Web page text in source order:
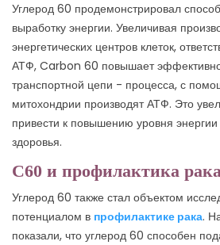
Углерод 60 продемонстрировал
выработку энергии. Увеличивая
энергетических центров клеток,
АТФ, Carbon 60 повышает
транспортной цепи - процесса, с
митохондрии производят АТФ. Это
привести к повышению уровня
здоровья.
С60 и профилактика рака
Углерод 60 также стал объектом
потенциалом в профилактике рака.
показали, что углерод 60 способен